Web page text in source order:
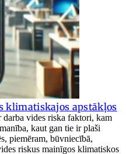
klimatiskajos apstākļos
vides riska faktori, kam
kaut gan tie ir plaši
piemēram, būvniecībā,
riskus mainīgos klimatiskos